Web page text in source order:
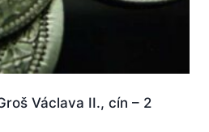
Václava II., cín – 2